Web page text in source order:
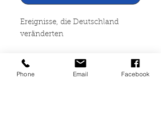
Ereignisse, die Deutschland
veränderten
Verlag Das Beste, Stuttgart
1995
Phone Email Facebook